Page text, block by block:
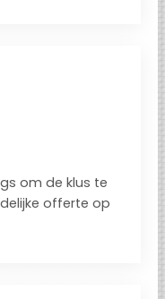
om de klus te
offerte op